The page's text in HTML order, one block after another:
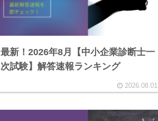
最新！2026年8月【中小企業診断士一
次試験】解答速報ランキング
2026.08.01